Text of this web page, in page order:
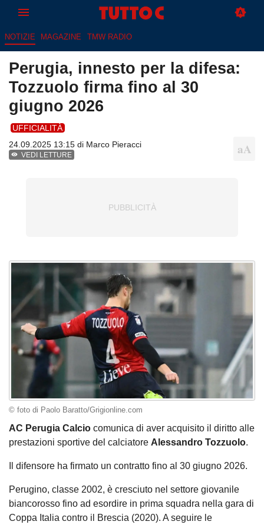
NOTIZIE MAGAZINE TMW RADIO
Perugia, innesto per la difesa:
Tozzuolo firma fino al 30
giugno 2026
UFFICIALITÀ
24.09.2025 13:15 di Marco Pieracci
VEDI LETTURE
© foto di Paolo Baratto/Grigionline.com
AC Perugia Calcio comunica di aver acquisito il diritto alle
prestazioni sportive del calciatore Alessandro Tozzuolo.
Il difensore ha firmato un contratto fino al 30 giugno 2026.
Perugino, classe 2002, è cresciuto nel settore giovanile
biancorosso fino ad esordire in prima squadra nella gara di
Coppa Italia contro il Brescia (2020). A seguire le